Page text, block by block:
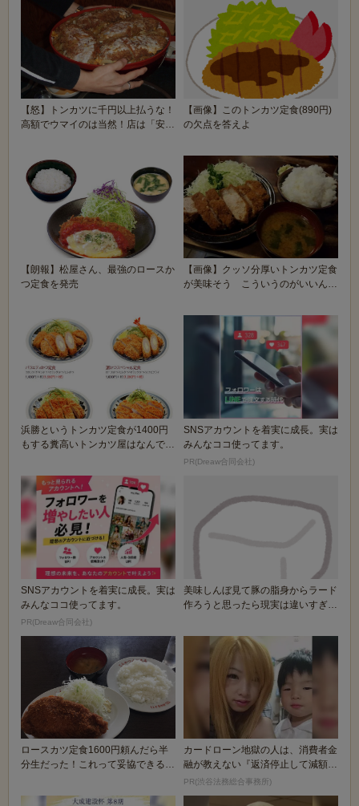
【怒】トンカツに千円以上払うな！
高額でウマイのは当然！店は「安く
【画像】このトンカツ定食(890円)
の欠点を答えよ
【朗報】松屋さん、最強のロースか
つ定食を発売
【画像】クッソ分厚いトンカツ定食
が美味そう こういうのがいいんだ
浜勝というトンカツ定食が1400円
もする糞高いトンカツ屋はなんでい
SNSアカウントを着実に成長。実は
みんなココ使ってます。
PR(Dreaw合同会社)
SNSアカウントを着実に成長。実は
みんなココ使ってます。
PR(Dreaw合同会社)
美味しんぼ見て豚の脂身からラード
作ろうと思ったら現実は違いすぎて
ロースカツ定食1600円頼んだら半
分生だった！これって妥協できる
カードローン地獄の人は、消費者金
融が教えない『返済停止して減額・
免除する方法』で...
PR(渋谷法務総合事務所)